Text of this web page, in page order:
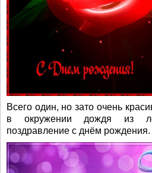
Всего один, но зато очень
в окружении дождя из
поздравление с днём рождения.